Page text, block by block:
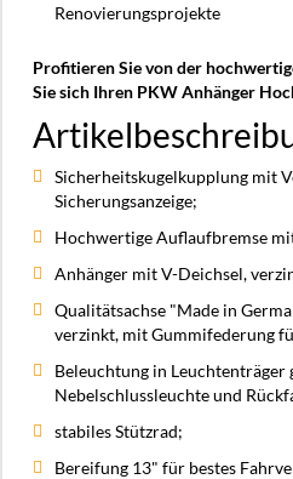
Renovierungsprojekte
Profitieren Sie von der
Sie sich Ihren PKW Anhänger
Sicherheitskugelkupplung mit
Sicherungsanzeige;
Hochwertige Auflaufbremse
Anhänger mit V-Deichsel,
Qualitätsachse "Made in
verzinkt, mit Gummifederung
Beleuchtung in Leuchtenträger
Nebelschlussleuchte und
stabiles Stützrad;
Bereifung 13" für bestes